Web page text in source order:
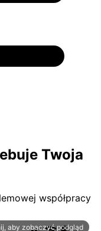
Twoja
współpracy
aby zobaczyć podgląd